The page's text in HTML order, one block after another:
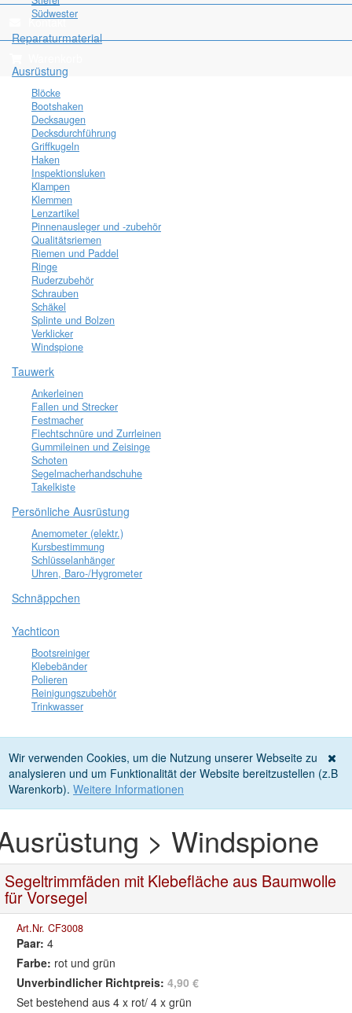
Kontakt
Südwester
Reparaturmaterial
Ausrüstung
Blöcke
Bootshaken
Decksaugen
Decksdurchführung
Griffkugeln
Haken
Inspektionsluken
Klampen
Klemmen
Lenzartikel
Pinnenausleger und -zubehör
Qualitätsriemen
Riemen und Paddel
Ringe
Ruderzubehör
Schrauben
Schäkel
Splinte und Bolzen
Verklicker
Windspione
Tauwerk
Ankerleinen
Fallen und Strecker
Festmacher
Flechtschnüre und Zurrleinen
Gummileinen und Zeisinge
Schoten
Segelmacherhandschuhe
Takelkiste
Persönliche Ausrüstung
Anemometer (elektr.)
Kursbestimmung
Schlüsselanhänger
Uhren, Baro-/Hygrometer
Schnäppchen
Yachticon
Bootsreiniger
Klebebänder
Polieren
Reinigungszubehör
Trinkwasser
Wir verwenden Cookies, um die Nutzung unserer Webseite zu
analysieren und um Funktionalität der Website bereitzustellen (z.B
Warenkorb). Weitere Informationen
> Windspione
Segeltrimmfäden mit Klebefläche aus Baumwolle
für Vorsegel
Art.Nr. CF3008
Paar: 4
Farbe: rot und grün
Unverbindlicher Richtpreis: 4,90 €
Set bestehend aus 4 x rot/ 4 x grün